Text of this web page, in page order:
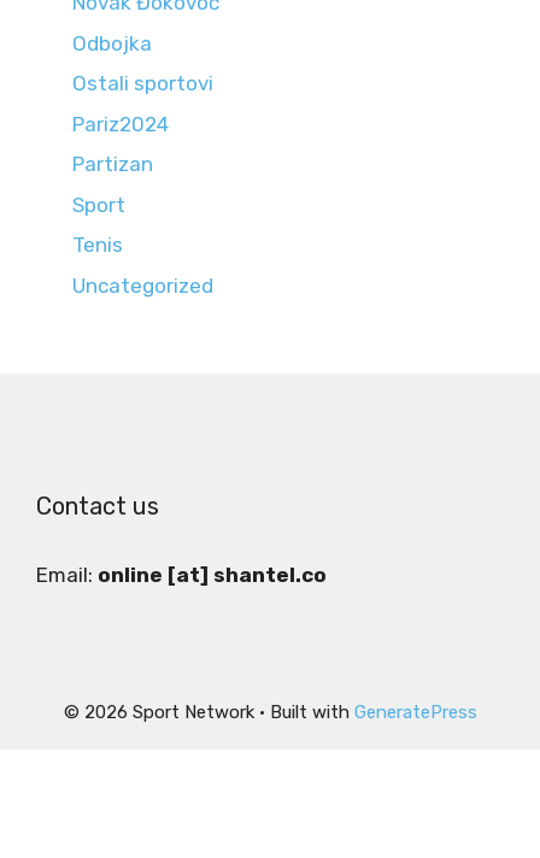
Odbojka
Ostali sportovi
Pariz2024
Partizan
Sport
Tenis
Uncategorized
Contact us
Email: online [at] shantel.co
© 2026 Sport Network• Built with GeneratePress